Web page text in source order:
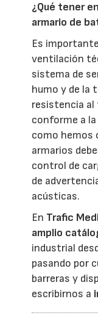
¿Qué tener
armario de
Es
ventilación
sistema de
humo y de la
resistencia
conforme a
como hemos
armarios
control de
de
acústicas.
En Trafic
amplio
industrial
pasando por
barreras y
escribirnos a